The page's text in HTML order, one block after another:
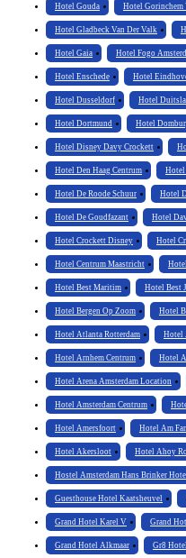
Hotel Gouda Hotel Gorinchem
Hotel Gladbeck Van Der Valk
Hotel Gaia Hotel Fogo
Hotel Enschede Hotel
Hotel Dusseldorf Hotel
Hotel Dortmund Hotel
Hotel Disney Davy Crockett
Hotel Den Haag Centrum Hotel
Hotel De Roode Schuur Hotel
Hotel De Goudfazant Hotel
Hotel Crockett Disney Hotel
Hotel Centrum Maastricht
Hotel Best Maritim Hotel Best
Hotel Bergen Op Zoom Hotel
Hotel Atlanta Rotterdam Hotel
Hotel Arnhem Centrum Hotel
Hotel Arena Amsterdam Location
Hotel Amsterdam Centrum
Hotel Amersfoort Hotel Am
Hotel Akersloot Hotel Ahoy
Hostel Amsterdam Hans Brinker Hotel
Guesthouse Hotel Kaatsheuvel
Grand Hotel Karel V Grand
Grand Hotel Alkmaar Gr8